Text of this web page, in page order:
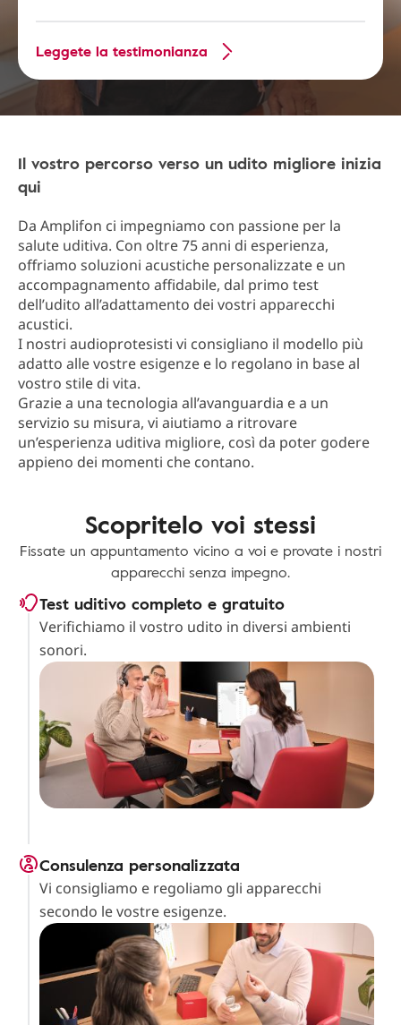
Leggete la testimonianza
Il vostro percorso verso un udito migliore inizia
qui
Da Amplifon ci impegniamo con passione per la
salute uditiva. Con oltre 75 anni di esperienza,
offriamo soluzioni acustiche personalizzate e un
accompagnamento affidabile, dal primo test
dell’udito all’adattamento dei vostri apparecchi
acustici.
I nostri audioprotesisti vi consigliano il modello più
adatto alle vostre esigenze e lo regolano in base al
vostro stile di vita.
Grazie a una tecnologia all’avanguardia e a un
servizio su misura, vi aiutiamo a ritrovare
un’esperienza uditiva migliore, così da poter godere
appieno dei momenti che contano.
Scopritelo voi stessi
Fissate un appuntamento vicino a voi e provate i nostri
apparecchi senza impegno.
Test uditivo completo e gratuito
Verifichiamo il vostro udito in diversi ambienti
sonori.
Consulenza personalizzata
Vi consigliamo e regoliamo gli apparecchi
secondo le vostre esigenze.